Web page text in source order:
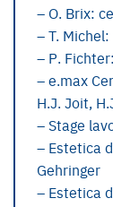
– O. Brix:
– T.
– P.
– e.max
H.J. Joit,
– Stage
– Estetica
Gehringer
– Estetica